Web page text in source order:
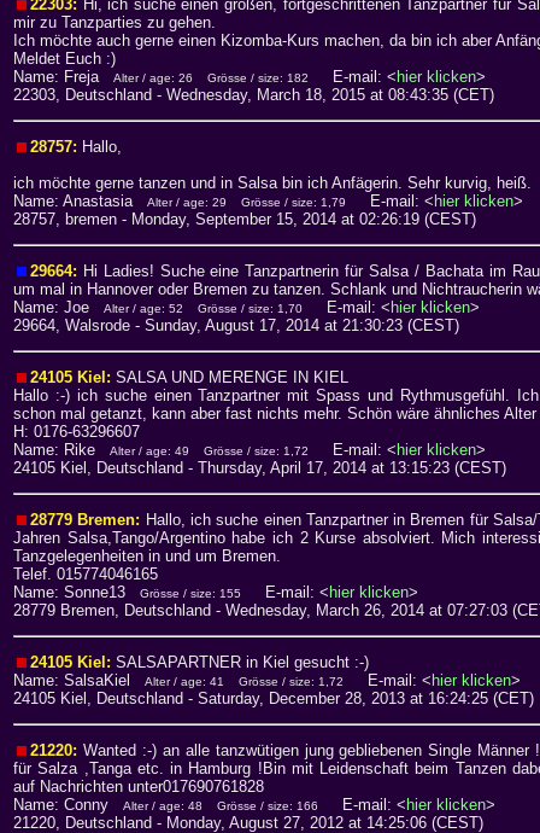
22303: Hi, ich suche einen großen, fortgeschrittenen Tanzpartner für
mir zu Tanzparties zu gehen.
Ich möchte auch gerne einen Kizomba-Kurs machen, da bin ich aber
Meldet Euch :)
Name: Freja
Alter / age: 26 Grösse / size: 182 E-mail: < hier klicken>
22303, Deutschland - Wednesday, March 18, 2015 at 08:43:35 (CET)
28757: Hallo,
ich möchte gerne tanzen und in Salsa bin ich Anfägerin. Sehr kurvig, heiß.
Name: Anastasia
Alter / age: 29 Grösse / size: 1,79 E-mail: < hier klicken>
28757, bremen - Monday, September 15, 2014 at 02:26:19 (CEST)
29664: Hi Ladies! Suche eine Tanzpartnerin für Salsa / Bachata im
um mal in Hannover oder Bremen zu tanzen. Schlank und Nichtraucherin
Name: Joe
Alter / age: 52 Grösse / size: 1,70 E-mail: < hier klicken>
29664, Walsrode - Sunday, August 17, 2014 at 21:30:23 (CEST)
24105 Kiel: SALSA UND MERENGE IN KIEL
Hallo :-) ich suche einen Tanzpartner mit Spass und Rythmusgefühl.
schon mal getanzt, kann aber fast nichts mehr. Schön wäre ähnliches
H: 0176-63296607
Name: Rike
Alter / age: 49 Grösse / size: 1,72 E-mail: < hier klicken>
24105 Kiel, Deutschland - Thursday, April 17, 2014 at 13:15:23 (CEST)
28779 Bremen: Hallo, ich suche einen Tanzpartner in Bremen für
Jahren Salsa,Tango/Argentino habe ich 2 Kurse absolviert. Mich
Tanzgelegenheiten in und um Bremen.
Telef. 015774046165
Name: Sonne13
Grösse / size: 155 E-mail: < hier klicken>
28779 Bremen, Deutschland - Wednesday, March 26, 2014 at 07:27:03
24105 Kiel: SALSAPARTNER in Kiel gesucht :-)
Name: SalsaKiel
Alter / age: 41 Grösse / size: 1,72 E-mail: < hier klicken>
24105 Kiel, Deutschland - Saturday, December 28, 2013 at 16:24:25 (CET)
21220: Wanted :-) an alle tanzwütigen jung gebliebenen Single Männer
für Salza ,Tanga etc. in Hamburg !Bin mit Leidenschaft beim Tanzen
auf Nachrichten unter017690761828
Name: Conny
Alter / age: 48 Grösse / size: 166 E-mail: < hier klicken>
21220, Deutschland - Monday, August 27, 2012 at 14:25:06 (CEST)